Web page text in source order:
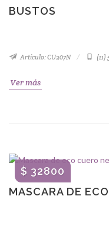
BUSTOS
Artículo: CU207N (11)
Ver más
MASCARA DE
$ 32800